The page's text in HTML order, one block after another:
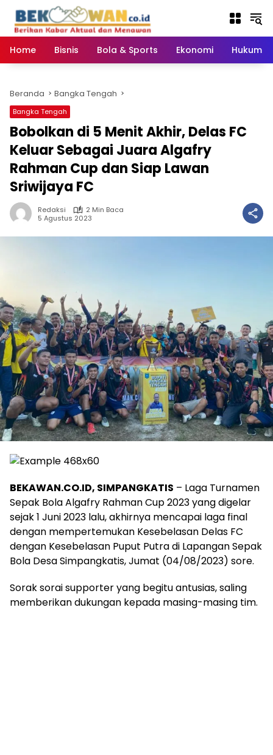
konten
Home
Bisnis Bola & Sports Ekonomi Hukum
Beranda Bangka Tengah
Bangka Tengah
Bobolkan di 5 Menit Akhir, Delas FC
Keluar Sebagai Juara Algafry
Rahman Cup dan Siap Lawan
Sriwijaya FC
Redaksi
2 Min Baca
5 Agustus 2023
BEKAWAN.CO.ID, SIMPANGKATIS – Laga Turnamen
Sepak Bola Algafry Rahman Cup 2023 yang digelar
sejak 1 Juni 2023 lalu, akhirnya mencapai laga final
dengan mempertemukan Kesebelasan Delas FC
dengan Kesebelasan Puput Putra di Lapangan Sepak
Bola Desa Simpangkatis, Jumat (04/08/2023) sore.
Sorak sorai supporter yang begitu antusias, saling
memberikan dukungan kepada masing-masing tim.